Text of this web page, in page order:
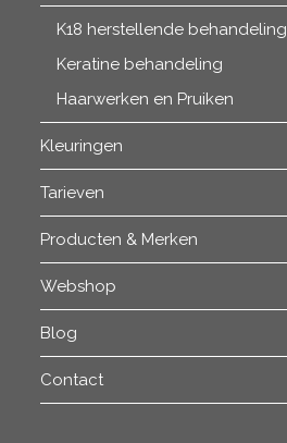
K18 herstellende behandeling
Keratine behandeling
Haarwerken en Pruiken
Kleuringen
Tarieven
Producten & Merken
Webshop
Blog
Contact